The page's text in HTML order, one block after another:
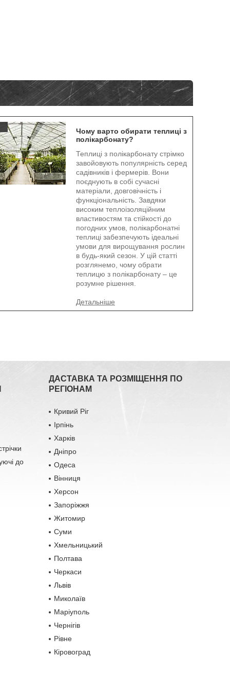
Чому варто обирати теплиці з
полікарбонату?
Теплиці з полікарбонату стрімко
завойовують популярність серед
садівників і фермерів. Вони
поєднують в собі сучасні
матеріали, довговічність і
функціональність. Завдяки
високим теплоізоляційним
властивостям та стійкості до
погодних умов, полікарбонатні
теплиці забезпечують ідеальні
умови для вирощування рослин
в будь-який сезон. У цій статті
розглянемо, чому обрати
теплицю з полікарбонату – це
розумне рішення.
до
ДАСТАВКА ТА РОЗМІЩЕННЯ ПО
РЕГІОНАМ
Кривий Ріг
Ірпінь
Харків
Дніпро
Одеса
Вінниця
Херсон
Запоріжжя
Житомир
Суми
Хмельницький
Полтава
Черкаси
Львів
Миколаїв
Маріуполь
Чернігів
Рівне
Кіровоград